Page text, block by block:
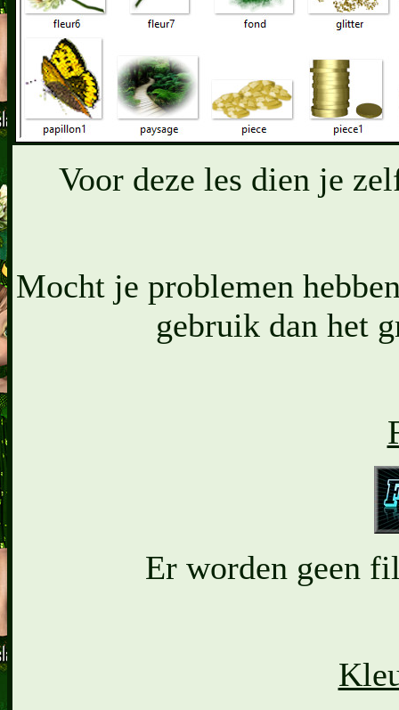
Voor deze les dien je
Mocht je problemen
gebruik dan het
Er worden geen